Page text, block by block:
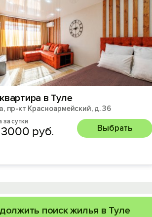
в Туле
пр-кт Красноармейский, д. 36
за сутки
3000 руб. Выбрать
поиск жилья в Туле